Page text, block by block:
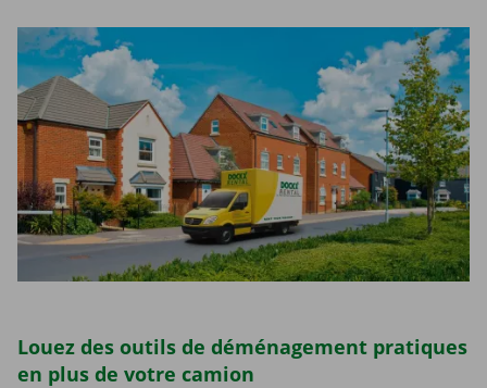
Louez des outils de déménagement pratiques
en plus de votre camion